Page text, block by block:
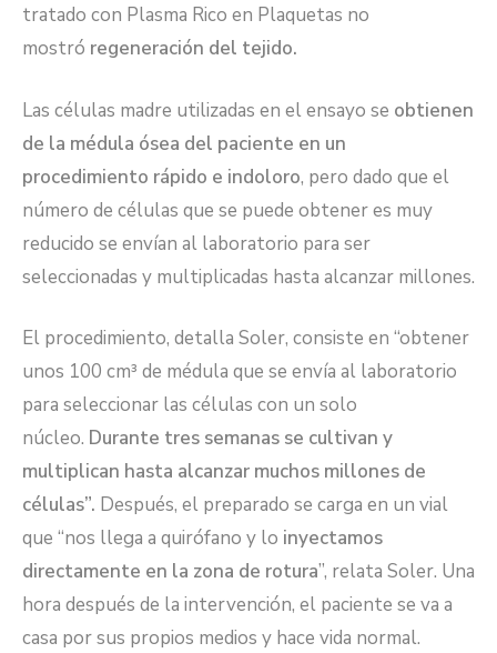
tratado con Plasma Rico en Plaquetas no
mostró regeneración del tejido.
Las células madre utilizadas en el ensayo se obtienen
de la médula ósea del paciente en un
procedimiento rápido e indoloro, pero dado que el
número de células que se puede obtener es muy
reducido se envían al laboratorio para ser
seleccionadas y multiplicadas hasta alcanzar millones.
El procedimiento, detalla Soler, consiste en “obtener
unos 100 cm³ de médula que se envía al laboratorio
para seleccionar las células con un solo
núcleo. Durante tres semanas se cultivan y
multiplican hasta alcanzar muchos millones de
células”. Después, el preparado se carga en un vial
que “nos llega a quirófano y lo inyectamos
directamente en la zona de rotura”, relata Soler. Una
hora después de la intervención, el paciente se va a
casa por sus propios medios y hace vida normal.